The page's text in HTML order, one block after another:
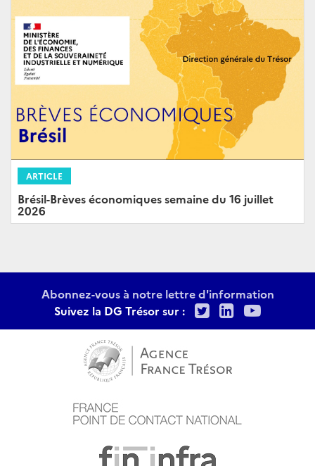
ARTICLE
Brésil-Brèves économiques semaine du 16 juillet
2026
Abonnez-vous à notre lettre d'information
Suivez la DG Trésor sur :
TwitterLinkedIn